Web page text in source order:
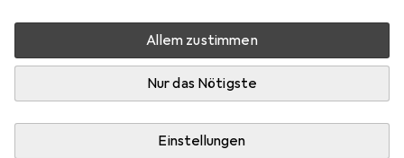
Allem zustimmen
Nur das Nötigste
Einstellungen
Zwischen Mo, 24.8. und Fr, 11.9. geliefert